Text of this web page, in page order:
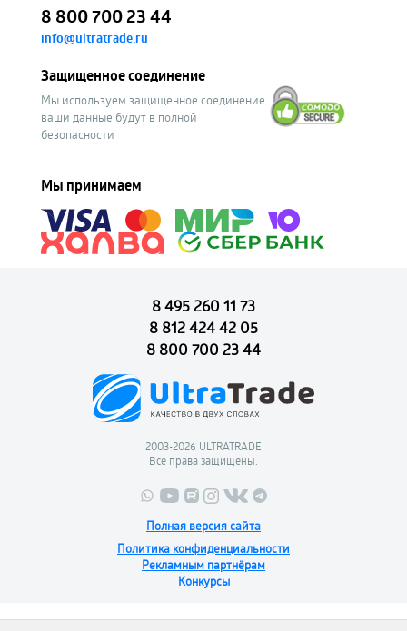
8 800 700 23 44
info@ultratrade.ru
Защищенное соединение
Мы используем защищенное соединение
ваши данные будут в полной
безопасности
Мы принимаем
8 495 260 11 73
8 812 424 42 05
8 800 700 23 44
2003-2026 ULTRATRADE
Все права защищены.
Полная версия сайта
Политика конфиденциальности
Рекламным партнёрам
Конкурсы